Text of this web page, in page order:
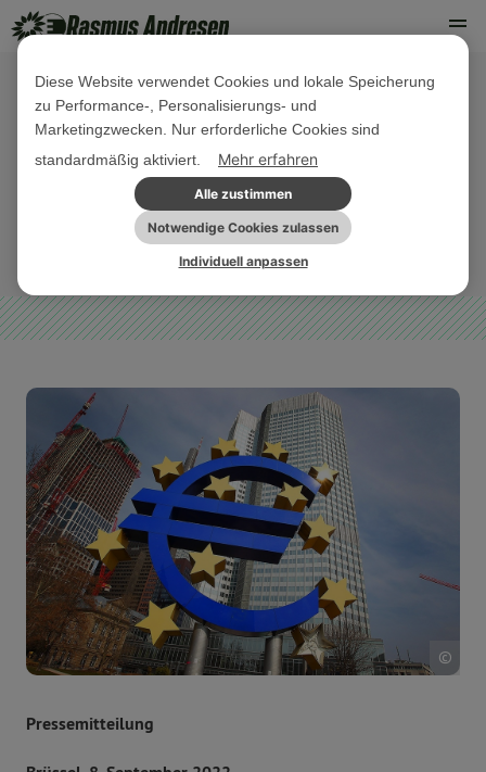
08. SEPTEMBER 2022
EZB: Zinsanhebungen in dieser
Situation brandgefährlich
EU-HAUSHALT PRESSEMITTEILUNG
Pressemitteilung
Diese Website verwendet Cookies und lokale Speicherung
zu Performance-, Personalisierungs- und
Marketingzwecken. Nur erforderliche Cookies sind
standardmäßig aktiviert.
Mehr erfahren
Alle zustimmen
Notwendige Cookies zulassen
Individuell anpassen